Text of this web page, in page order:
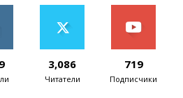
3,086
Читатели
719
Подписчики